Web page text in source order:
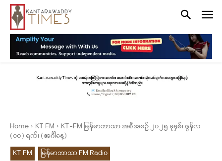
Home KT FM
KT-FM မြန်မာဘာသာ အစီအစဉ် ၂၀၂၅ ခုနှစ်၊ ဇွန်လ
(၁၀) ရက်၊ (အင်္ဂါနေ့)
KT FM
မြန်မာဘာသာ FM Radio